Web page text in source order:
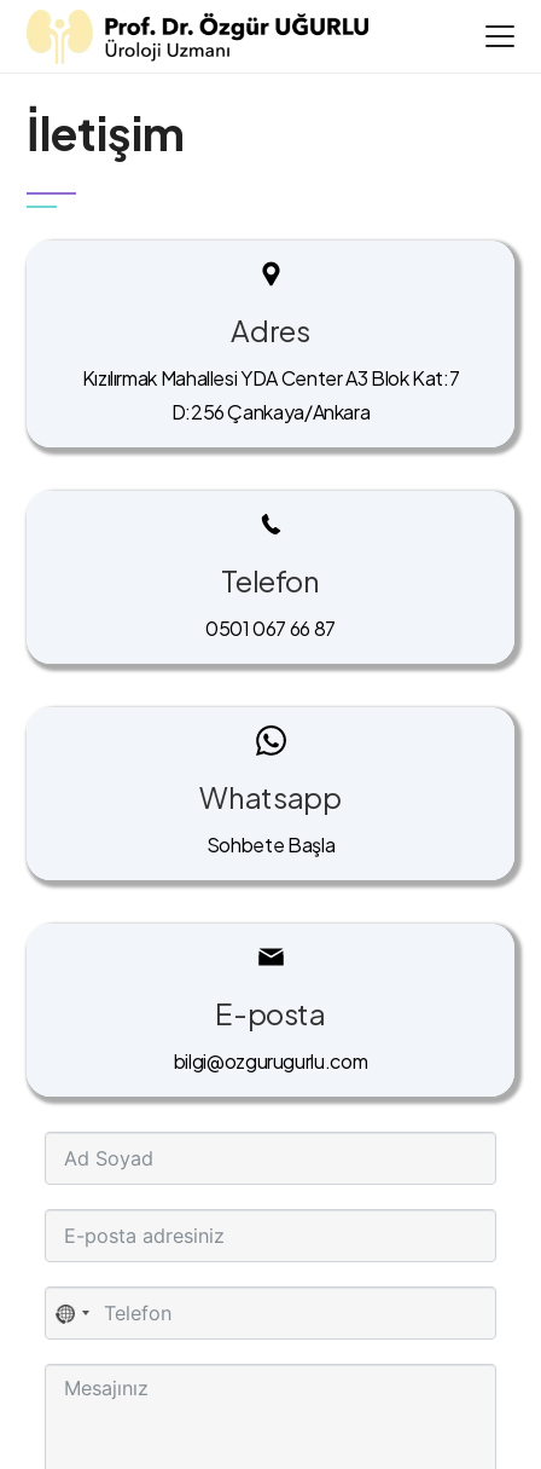
İletişim
Adres
Kızılırmak Mahallesi YDA Center A3 Blok Kat:7
D:256 Çankaya/Ankara
Telefon
0501 067 66 87
Whatsapp
Sohbete Başla
E-posta
bilgi@ozgurugurlu.com
No
selected